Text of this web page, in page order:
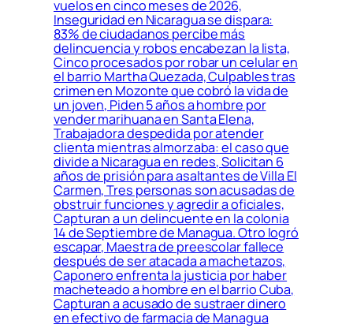
vuelos en cinco meses de 2026,
Inseguridad en Nicaragua se dispara:
83% de ciudadanos percibe más
delincuencia y robos encabezan la lista,
Cinco procesados por robar un celular en
el barrio Martha Quezada, Culpables tras
crimen en Mozonte que cobró la vida de
un joven, Piden 5 años a hombre por
vender marihuana en Santa Elena,
Trabajadora despedida por atender
clienta mientras almorzaba: el caso que
divide a Nicaragua en redes, Solicitan 6
años de prisión para asaltantes de Villa El
Carmen, Tres personas son acusadas de
obstruir funciones y agredir a oficiales,
Capturan a un delincuente en la colonia
14 de Septiembre de Managua. Otro logró
escapar, Maestra de preescolar fallece
después de ser atacada a machetazos,
Caponero enfrenta la justicia por haber
macheteado a hombre en el barrio Cuba,
Capturan a acusado de sustraer dinero
en efectivo de farmacia de Managua